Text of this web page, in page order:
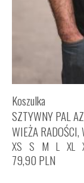
Koszulka
SZTYWNY PAL
WIEŻA RADOŚCI,
XS S M L XL
79,90 PLN